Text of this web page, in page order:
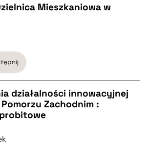
Mieszkaniowa w
działalności innowacyjnej
Zachodnim :